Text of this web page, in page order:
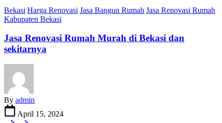
Bekasi Harga Renovasi Jasa Bangun Rumah Jasa Renovasi Rumah
Kabupaten Bekasi
Jasa Renovasi Rumah Murah di Bekasi dan
sekitarnya
By admin
April 15, 2024